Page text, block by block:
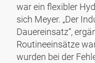
war ein flexibler
sich Meyer. „Der
Dauereinsatz“,
Routineeinsätze
wurden bei der